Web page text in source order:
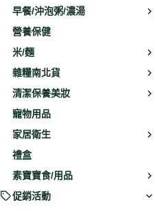
早餐/沖泡粥/濃湯
營養保健
米/麵
雜糧南北貨
清潔保養美妝
寵物用品
家居衛生
禮盒
素寶寶食/用品
促銷活動